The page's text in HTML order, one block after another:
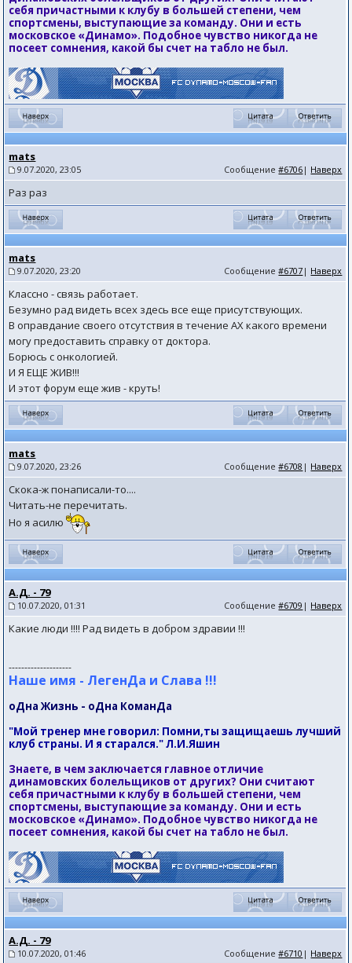
себя причастными к клубу в большей степени, чем
спортсмены, выступающие за команду. Они и есть
московское «Динамо». Подобное чувство никогда не
посеет сомнения, какой бы счет на табло не был.
mats
9.07.2020, 23:05 Сообщение#6706 | Наверх
Раз раз
mats
9.07.2020, 23:20 Сообщение#6707 | Наверх
Классно - связь работает.
Безумно рад видеть всех здесь все еще присутствующих.
В оправдание своего отсутствия в течение АХ какого времени
могу предоставить справку от доктора.
Борюсь с онкологией.
И Я ЕЩЕ ЖИВ!!!
И этот форум еще жив - круть!
mats
9.07.2020, 23:26 Сообщение#6708 | Наверх
Скока-ж понаписали-то....
Читать-не перечитать.
Но я асилю
А.Д. - 79
10.07.2020, 01:31 Сообщение#6709 | Наверх
Какие люди !!!! Рад видеть в добром здравии !!!
--------------------
Наше имя - ЛегенДа и Слава !!!
оДна Жизнь - оДна КоманДа
"Мой тренер мне говорил: Помни,ты защищаешь лучший
клуб страны. И я старался." Л.И.Яшин
Знаете, в чем заключается главное отличие
динамовских болельщиков от других? Они считают
себя причастными к клубу в большей степени, чем
спортсмены, выступающие за команду. Они и есть
московское «Динамо». Подобное чувство никогда не
посеет сомнения, какой бы счет на табло не был.
А.Д. - 79
10.07.2020, 01:46 Сообщение#6710 | Наверх